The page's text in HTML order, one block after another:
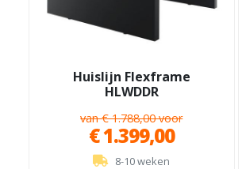
Huislijn Flexframe
HLWDDR
van € 1.788,00 voor
€ 1.399,00
8-10 weken